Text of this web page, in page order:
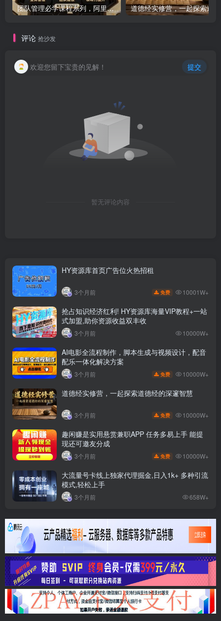
团队管理必学课程系列，阿里巴巴“腿部三板斧”
评论 抢沙发
欢迎您留下宝贵的见解！ 提交
暂无评论内容
HY资源库首页广告位火热招租
3个月前 免费 10001W+
抢占知识经济红利! HY资源库海量VIP教程+一站
式加盟,助你资源收益双丰收
3个月前 10000W+
AI电影全流程制作，脚本生成与视频设计，配音
配乐一体化解决方案
3个月前 免费 10000W+
道德经实修营，一起探索道德经的深邃智慧
3个月前 免费 10000W+
趣闲赚是实用悬赏兼职APP 任务多易上手 能提
现还可邀友分成
3个月前 免费 10000W+
大流量号卡线上独家代理掘金,日入1k+ 多种引流
模式,轻松上手
3个月前 658W+